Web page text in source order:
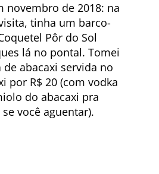
novembro de 2018: na
tinha um barco-
Pôr do Sol
lá no pontal. Tomei
abacaxi servida no
por R$ 20 (com vodka
do abacaxi pra
você aguentar).